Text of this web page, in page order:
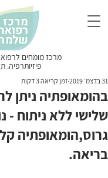
מרכז מומחים
פיזיותרפיה.
בהומאופתיה ניתן
שלישי ללא ניתוח -
גרוס,הומאופתיה
בריאה.
31 בדצמ׳ 2019 זמן קריאה 3 דקות